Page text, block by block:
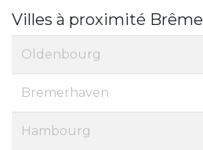
Villes à proximité Brême
Oldenbourg
Bremerhaven
Hambourg